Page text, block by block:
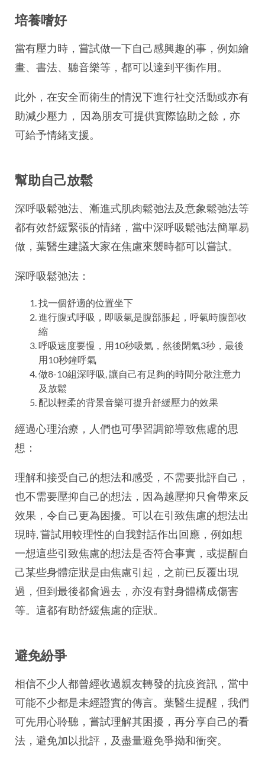
培養嗜好
當有壓力時，嘗試做一下自己感興趣的事，例如繪
畫、書法、聽音樂等，都可以達到平衡作用。
此外，在安全而衛生的情況下進行社交活動或亦有
助減少壓力， 因為朋友可提供實際協助之餘，亦
可給予情緒支援。
幫助自己放鬆
深呼吸鬆弛法、漸進式肌肉鬆弛法及意象鬆弛法等
都有效舒緩緊張的情緒，當中深呼吸鬆弛法簡單易
做，葉醫生建議大家在焦慮來襲時都可以嘗試。
深呼吸鬆弛法：
找一個舒適的位置坐下
進行腹式呼吸，即吸氣是腹部脹起，呼氣時腹部收
縮
呼吸速度要慢，用10秒吸氣，然後閉氣3秒，最後
用10秒鐘呼氣
做8-10組深呼吸, 讓自己有足夠的時間分散注意力
及放鬆
配以輕柔的背景音樂可提升舒緩壓力的效果
經過心理治療，人們也可學習調節導致焦慮的思
想：
理解和接受自己的想法和感受，不需要批評自己，
也不需要壓抑自己的想法，因為越壓抑只會帶來反
效果，令自己更為困擾。可以在引致焦慮的想法出
現時, 嘗試用較理性的自我對話作出回應，例如想
一想這些引致焦慮的想法是否符合事實，或提醒自
己某些身體症狀是由焦慮引起，之前已反覆出現
過，但到最後都會過去，亦沒有對身體構成傷害
等。這都有助舒緩焦慮的症狀。
避免紛爭
相信不少人都曾經收過親友轉發的抗疫資訊，當中
可能不少都是未經證實的傳言。葉醫生提醒，我們
可先用心聆聽，嘗試理解其困擾，再分享自己的看
法，避免加以批評，及盡量避免爭拗和衝突。